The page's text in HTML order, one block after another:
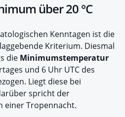
über 20 °C
Kenntagen ist die
Kriterium. Diesmal
die Minimumstemperatur
und 6 Uhr UTC des
Liegt diese bei
spricht der
einer Tropennacht.